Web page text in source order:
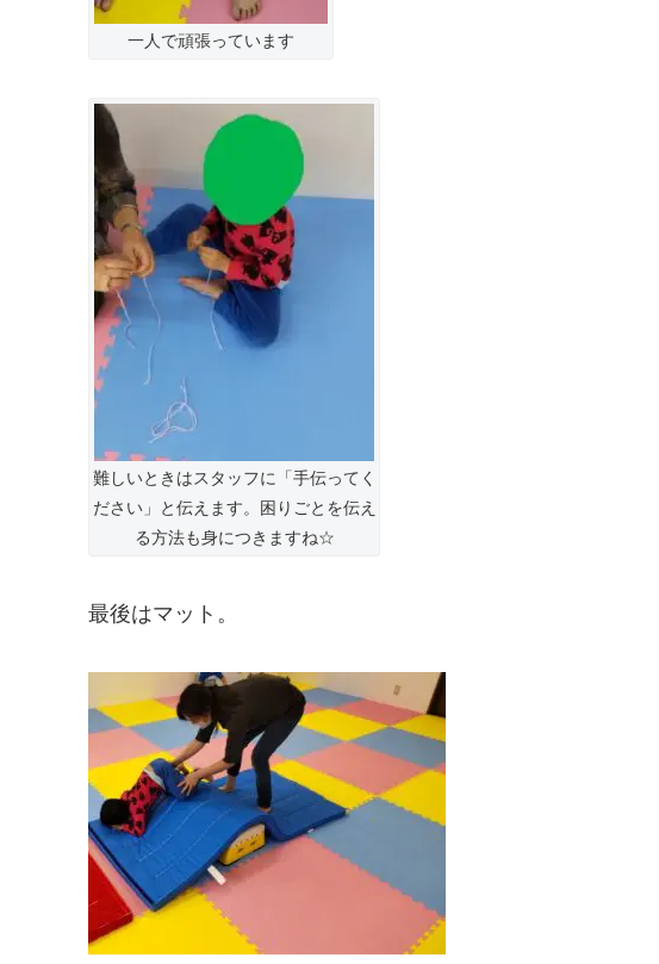
一人で頑張っています
難しいときはスタッフに「手伝ってく
ださい」と伝えます。困りごとを伝え
る方法も身につきますね☆
最後はマット。